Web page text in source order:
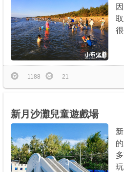
1188 21
新月沙灘兒童遊戲場